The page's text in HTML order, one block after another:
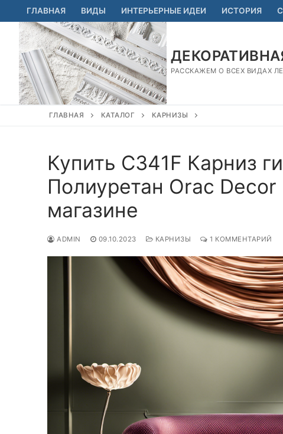
Перейти
к
содержимому
ГЛАВНАЯ ВИДЫ ИНТЕРЬЕРНЫЕ ИДЕИ ИСТОРИЯ
РАССКАЖЕМ О ВСЕХ ВИДАХ
ГЛАВНАЯ КАТАЛОГ КАРНИЗЫ
Купить C341F Карниз
Полиуретан Orac
магазине
ADMIN 09.10.2023 КАРНИЗЫ 1 КОММЕНТАРИЙ